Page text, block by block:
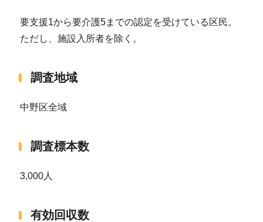
要支援1から要介護5までの認定を受けている区民。
ただし、施設入所者を除く。
調査地域
中野区全域
調査標本数
3,000人
有効回収数